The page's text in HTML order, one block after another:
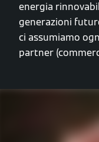
energia
generazioni
ci assumiamo
partner